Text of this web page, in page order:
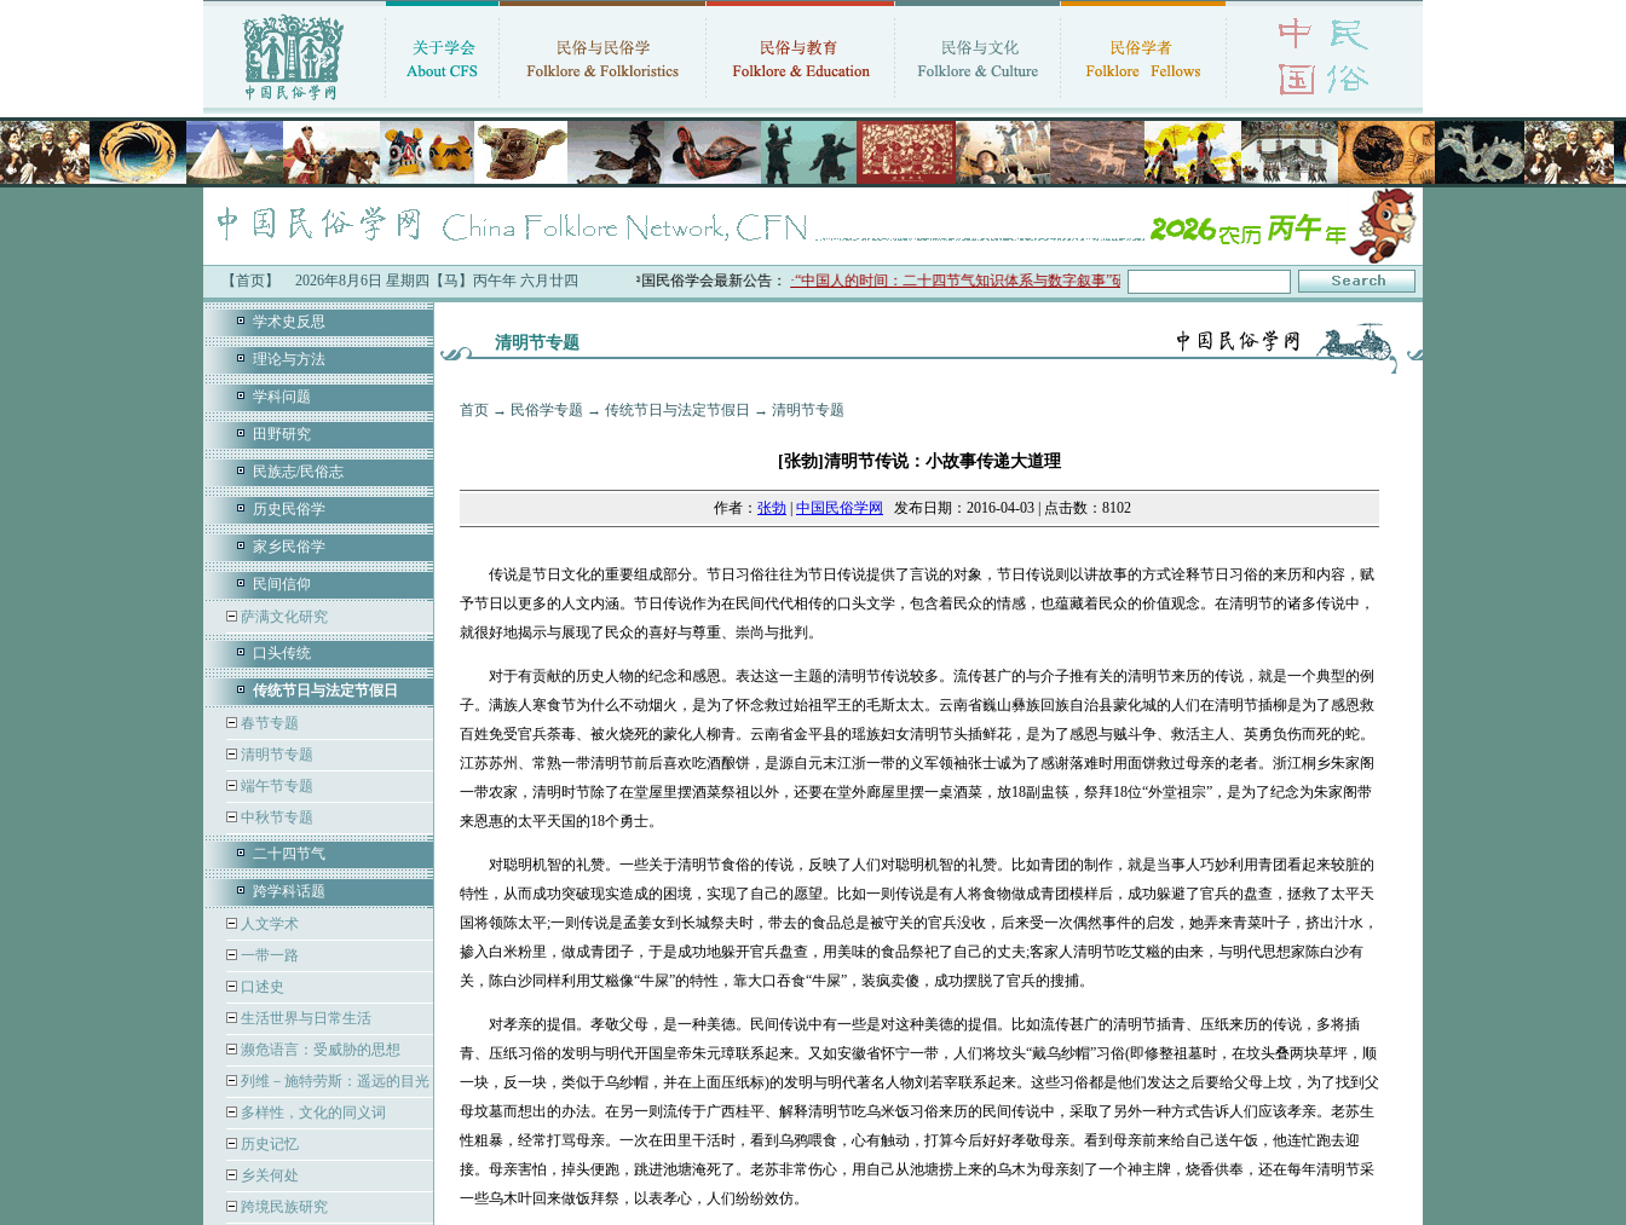
【首页】 2026年8月6日 星期四【马】丙午年 六月廿四 中国民俗学会最新公告：·“中国人的时间：二十四节气知识体系与数字叙事”研讨会在京召开 ·中国民俗学会第十一届代表大会暨2026年年会征文启事
学术史反思
理论与方法
学科问题
田野研究
民族志/民俗志
历史民俗学
家乡民俗学
民间信仰
萨满文化研究
口头传统
传统节日与法定节假日
春节专题
清明节专题
端午节专题
中秋节专题
二十四节气
跨学科话题
人文学术
一带一路
口述史
生活世界与日常生活
濒危语言：受威胁的思想
列维－施特劳斯：遥远的目光
多样性，文化的同义词
历史记忆
乡关何处
跨境民族研究
清明节专题
首页→ 民俗学专题 → 传统节日与法定节假日 → 清明节专题
[张勃]清明节传说：小故事传递大道理
作者： 张勃 中国民俗学网 发布日期：2016-04-03 | 点击数：8102
传说是节日文化的重要组成部分。节日习俗往往为节日传说提供了言说的对象，节日传说则以讲故事的方式诠释节日习俗的来历和内容，赋
予节日以更多的人文内涵。节日传说作为在民间代代相传的口头文学，包含着民众的情感，也蕴藏着民众的价值观念。在清明节的诸多传说中，
就很好地揭示与展现了民众的喜好与尊重、崇尚与批判。
对于有贡献的历史人物的纪念和感恩。表达这一主题的清明节传说较多。流传甚广的与介子推有关的清明节来历的传说，就是一个典型的例
子。满族人寒食节为什么不动烟火，是为了怀念救过始祖罕王的毛斯太太。云南省巍山彝族回族自治县蒙化城的人们在清明节插柳是为了感恩救
百姓免受官兵荼毒、被火烧死的蒙化人柳青。云南省金平县的瑶族妇女清明节头插鲜花，是为了感恩与贼斗争、救活主人、英勇负伤而死的蛇。
江苏苏州、常熟一带清明节前后喜欢吃酒酿饼，是源自元末江浙一带的义军领袖张士诚为了感谢落难时用面饼救过母亲的老者。浙江桐乡朱家阁
一带农家，清明时节除了在堂屋里摆酒菜祭祖以外，还要在堂外廊屋里摆一桌酒菜，放18副盅筷，祭拜18位“外堂祖宗”，是为了纪念为朱家阁带
来恩惠的太平天国的18个勇士。
对聪明机智的礼赞。一些关于清明节食俗的传说，反映了人们对聪明机智的礼赞。比如青团的制作，就是当事人巧妙利用青团看起来较脏的
特性，从而成功突破现实造成的困境，实现了自己的愿望。比如一则传说是有人将食物做成青团模样后，成功躲避了官兵的盘查，拯救了太平天
国将领陈太平;一则传说是孟姜女到长城祭夫时，带去的食品总是被守关的官兵没收，后来受一次偶然事件的启发，她弄来青菜叶子，挤出汁水，
掺入白米粉里，做成青团子，于是成功地躲开官兵盘查，用美味的食品祭祀了自己的丈夫;客家人清明节吃艾糍的由来，与明代思想家陈白沙有
关，陈白沙同样利用艾糍像“牛屎”的特性，靠大口吞食“牛屎”，装疯卖傻，成功摆脱了官兵的搜捕。
对孝亲的提倡。孝敬父母，是一种美德。民间传说中有一些是对这种美德的提倡。比如流传甚广的清明节插青、压纸来历的传说，多将插
青、压纸习俗的发明与明代开国皇帝朱元璋联系起来。又如安徽省怀宁一带，人们将坟头“戴乌纱帽”习俗(即修整祖墓时，在坟头叠两块草坪，顺
一块，反一块，类似于乌纱帽，并在上面压纸标)的发明与明代著名人物刘若宰联系起来。这些习俗都是他们发达之后要给父母上坟，为了找到父
母坟墓而想出的办法。在另一则流传于广西桂平、解释清明节吃乌米饭习俗来历的民间传说中，采取了另外一种方式告诉人们应该孝亲。老苏生
性粗暴，经常打骂母亲。一次在田里干活时，看到乌鸦喂食，心有触动，打算今后好好孝敬母亲。看到母亲前来给自己送午饭，他连忙跑去迎
接。母亲害怕，掉头便跑，跳进池塘淹死了。老苏非常伤心，用自己从池塘捞上来的乌木为母亲刻了一个神主牌，烧香供奉，还在每年清明节采
一些乌木叶回来做饭拜祭，以表孝心，人们纷纷效仿。